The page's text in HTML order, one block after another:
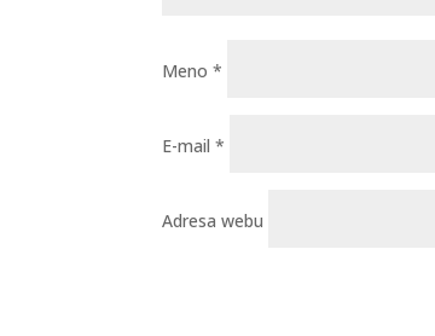
Meno*
E-mail*
Adresa webu